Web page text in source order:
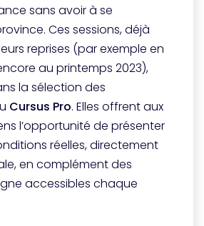
sans avoir à se
Ces sessions, déjà
reprises (par exemple en
au printemps 2023),
la sélection des
Cursus Pro. Elles offrent aux
l’opportunité de présenter
réelles, directement
en complément des
accessibles chaque